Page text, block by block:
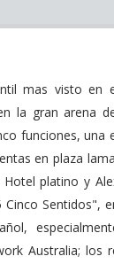
mas visto en
la gran arena
funciones, una
en plaza
platino y
Sentidos",
Australia; los